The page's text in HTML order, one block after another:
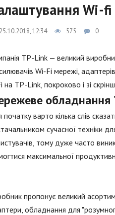
Wi-
25.10.2018, 12:34 575 0
TP-Link — великий
Wi-Fi мережі,
на TP-Link, покроково і зі
обладнання
початку варто кілька слів
сучасної техніки
тому дуже часто
максимальної
пропонує великий
обладнання для